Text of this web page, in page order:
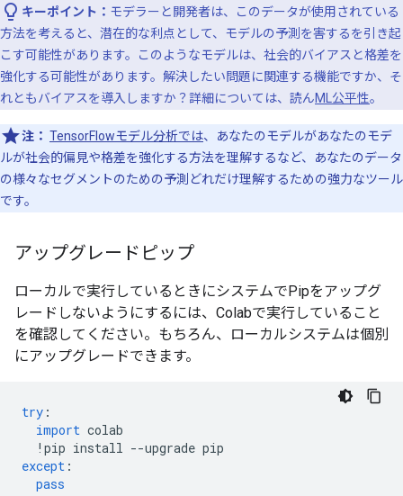
キーポイント： モデラーと開発者は、このデータが使用されている
方法を考えると、潜在的な利点として、モデルの予測を害するを引き起
こす可能性があります。このようなモデルは、社会的バイアスと格差を
強化する可能性があります。解決したい問題に関連する機能ですか、そ
れともバイアスを導入しますか？詳細については、読んML公平性。
注： TensorFlowモデル分析では、あなたのモデルがあなたのモデ
ルが社会的偏見や格差を強化する方法を理解するなど、あなたのデータ
の様々なセグメントのための予測どれだけ理解するための強力なツール
です。
アップグレードピップ
ローカルで実行しているときにシステムでPipをアップグ
レードしないようにするには、Colabで実行していること
を確認してください。もちろん、ローカルシステムは個別
にアップグレードできます。
try :
import colab
! pip install --upgrade pip
except :
pass